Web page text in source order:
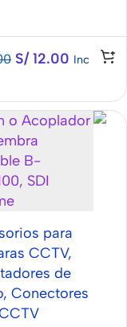
S/12.00 Inc
para
CCTV,
de
, Conectores